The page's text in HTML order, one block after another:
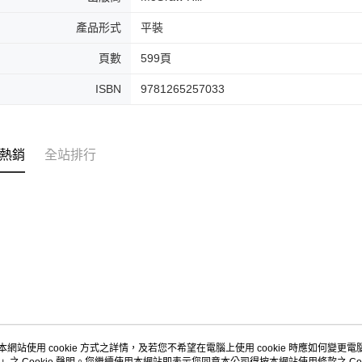
產品形式 平裝
頁數 599頁
ISBN 9781265257033
銷 全站排行
網站使用 cookie 方式之詳情，及若您不希望在電腦上使用 cookie 時應如何變更電